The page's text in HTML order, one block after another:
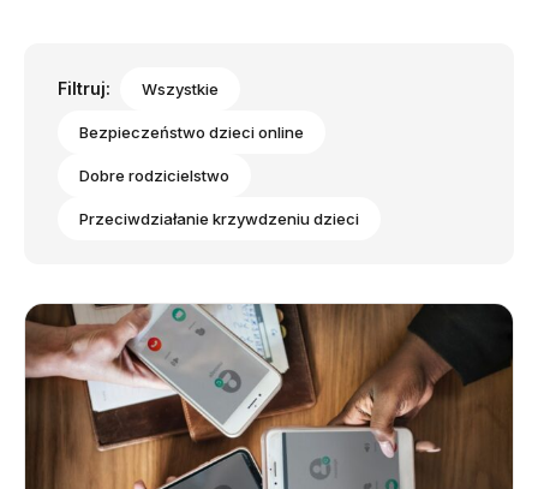
Filtruj: Wszystkie
Bezpieczeństwo dzieci online
Dobre rodzicielstwo
Przeciwdziałanie krzywdzeniu dzieci